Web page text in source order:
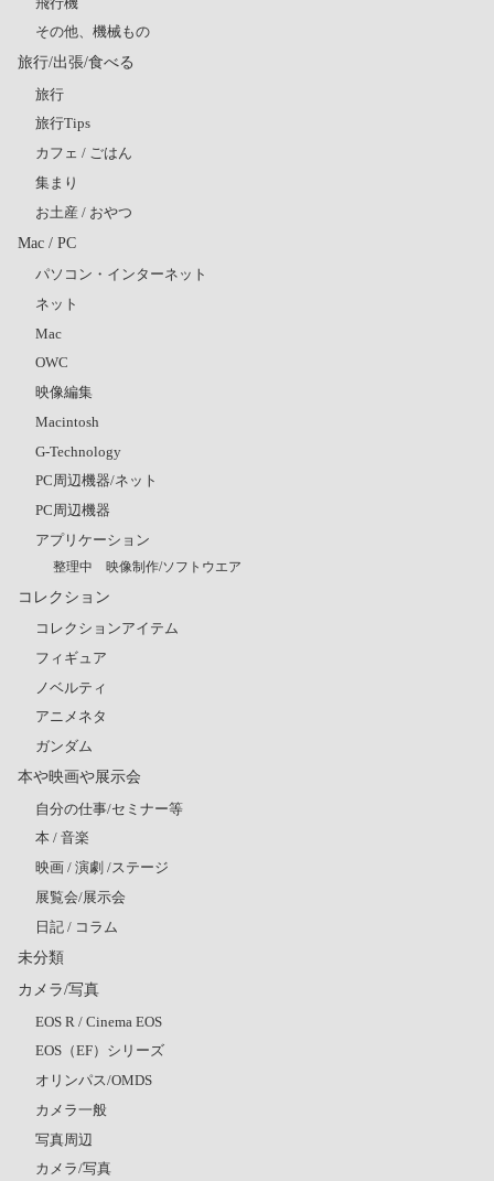
その他、機械もの
旅行/出張/食べる
旅行
旅行Tips
カフェ / ごはん
集まり
お土産 / おやつ
Mac / PC
パソコン・インターネット
ネット
Mac
OWC
映像編集
Macintosh
G-Technology
PC周辺機器/ネット
PC周辺機器
アプリケーション
整理中 映像制作/ソフトウエア
コレクション
コレクションアイテム
フィギュア
ノベルティ
アニメネタ
ガンダム
本や映画や展示会
自分の仕事/セミナー等
本 / 音楽
映画 / 演劇 /ステージ
展覧会/展示会
日記 / コラム
未分類
カメラ/写真
EOS R / Cinema EOS
EOS（EF）シリーズ
オリンパス/OMDS
カメラ一般
写真周辺
カメラ/写真